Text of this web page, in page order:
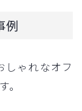
例
しゃれなオフ